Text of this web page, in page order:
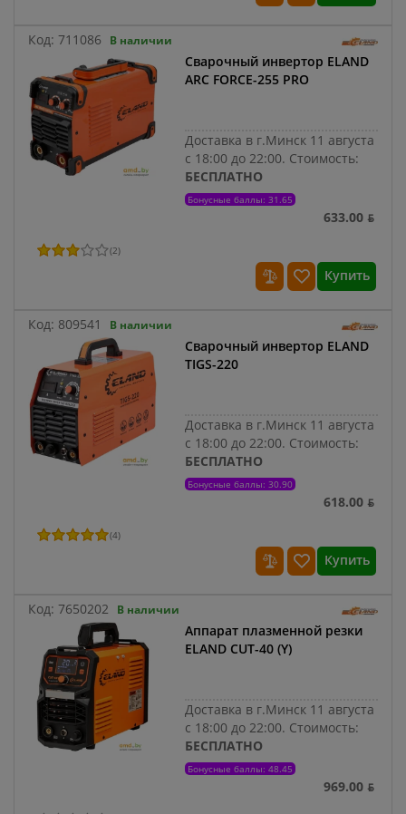
Код: 711086 В наличии
Сварочный инвертор ELAND
ARC FORCE-255 PRO
Доставка в г.Минск 11 августа
с 18:00 до 22:00. Стоимость:
БЕСПЛАТНО
Бонусные баллы: 31.65
633.00 ƃ
(2)
Купить
Код: 809541 В наличии
Сварочный инвертор ELAND
TIGS-220
Доставка в г.Минск 11 августа
с 18:00 до 22:00. Стоимость:
БЕСПЛАТНО
Бонусные баллы: 30.90
618.00 ƃ
(4)
Купить
Код: 7650202 В наличии
Аппарат плазменной резки
ELAND CUT-40 (Y)
Доставка в г.Минск 11 августа
с 18:00 до 22:00. Стоимость:
БЕСПЛАТНО
Бонусные баллы: 48.45
969.00 ƃ